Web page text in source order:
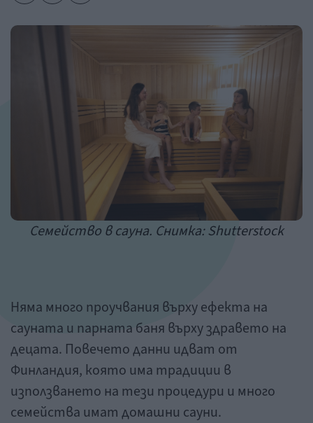
Семейство в сауна. Снимка: Shutterstock
Няма много проучвания върху ефекта на
сауната и парната баня върху здравето на
децата. Повечето данни идват от
Финландия, която има традиции в
използването на тези процедури и много
семейства имат домашни сауни.